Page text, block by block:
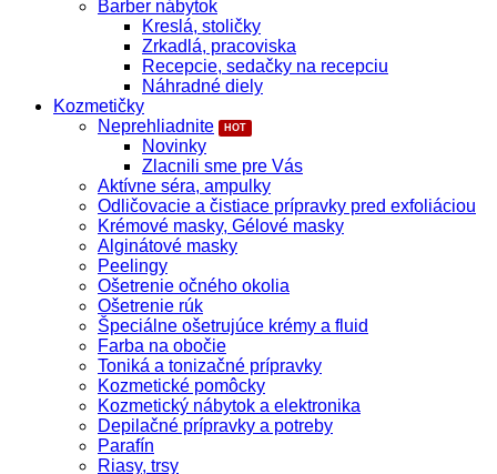
Barber nábytok
Kreslá, stoličky
Zrkadlá, pracoviska
Recepcie, sedačky na recepciu
Náhradné diely
Kozmetičky
Neprehliadnite
Novinky
Zlacnili sme pre Vás
Aktívne séra, ampulky
Odličovacie a čistiace prípravky pred exfoliáciou
Krémové masky, Gélové masky
Alginátové masky
Peelingy
Ošetrenie očného okolia
Ošetrenie rúk
Špeciálne ošetrujúce krémy a fluid
Farba na obočie
Toniká a tonizačné prípravky
Kozmetické pomôcky
Kozmetický nábytok a elektronika
Depilačné prípravky a potreby
Parafín
Riasy, trsy